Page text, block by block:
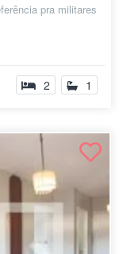
pra militares
2 1